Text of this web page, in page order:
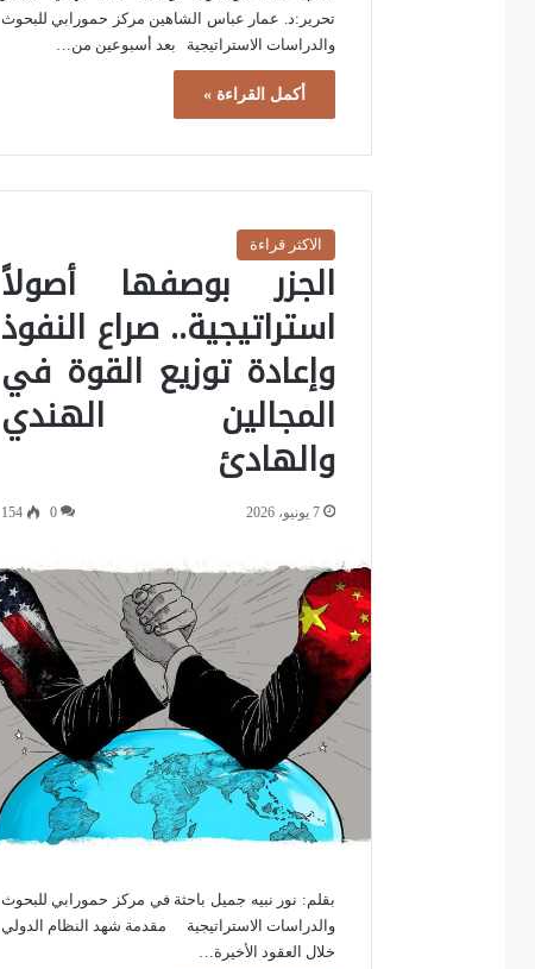
تحرير:د. عمار عباس الشاهين مركز حمورابي للبحوث
والدراسات الاستراتيجية بعد أسبوعين من…
أكمل القراءة »
الاكثر قراءة
الجزر بوصفها أصولاً
استراتيجية.. صراع النفوذ
وإعادة توزيع القوة في
المجالين الهندي
والهادئ
7 يونيو، 2026 0
154
بقلم: نور نبيه جميل باحثة في مركز حمورابي للبحوث
والدراسات الاستراتيجية مقدمة شهد النظام الدولي
خلال العقود الأخيرة…